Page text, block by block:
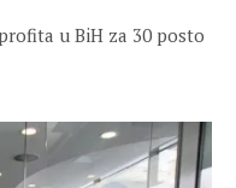
u BiH za 30 posto